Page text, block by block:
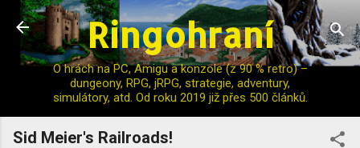
Přeskočit na hlavní obsah
Ringohraní
O hrách na PC, Amigu a konzole (z 90 % retro) –
dungeony, RPG, jRPG, strategie, adventury,
simulátory, atd. Od roku 2019 již přes 500 článků.
Sid Meier's Railroads!